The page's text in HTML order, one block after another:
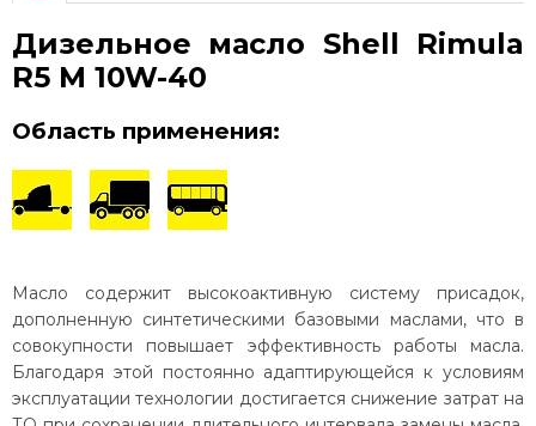
Дизельное масло Shell Rimula
R5 M 10W-40
Область применения:
Масло содержит высокоактивную систему присадок,
дополненную синтетическими базовыми маслами, что в
совокупности повышает эффективность работы масла.
Благодаря этой постоянно адаптирующейся к условиям
эксплуатации технологии достигается снижение затрат на